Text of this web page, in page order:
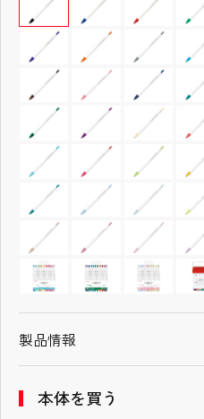
製品情報
本体を買う